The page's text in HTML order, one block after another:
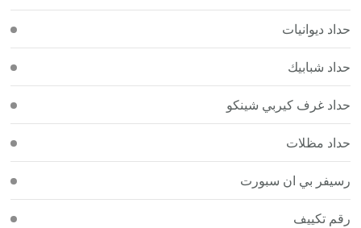
حداد ديوانيات
حداد شبابيك
حداد غرف كيربي شينكو
حداد مظلات
رسيفر بي ان سبورت
رقم تكييف